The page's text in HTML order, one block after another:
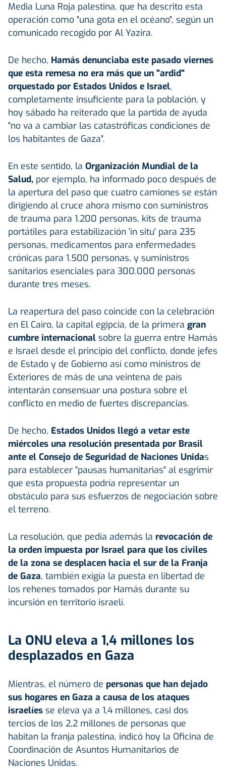
Media Luna Roja palestina, que ha descrito esta
operación como "una gota en el océano", según un
comunicado recogido por Al Yazira.
De hecho, Hamás denunciaba este pasado viernes
que esta remesa no era más que un "ardid"
orquestado por Estados Unidos e Israel,
completamente insuficiente para la población, y
hoy sábado ha reiterado que la partida de ayuda
"no va a cambiar las catastróficas condiciones de
los habitantes de Gaza".
En este sentido, la Organización Mundial de la
Salud, por ejemplo, ha informado poco después de
la apertura del paso que cuatro camiones se están
dirigiendo al cruce ahora mismo con suministros
de trauma para 1.200 personas, kits de trauma
portátiles para estabilización 'in situ' para 235
personas, medicamentos para enfermedades
crónicas para 1.500 personas, y suministros
sanitarios esenciales para 300.000 personas
durante tres meses.
La reapertura del paso coincide con la celebración
en El Cairo, la capital egipcia, de la primera gran
cumbre internacional sobre la guerra entre Hamás
e Israel desde el principio del conflicto, donde jefes
de Estado y de Gobierno así como ministros de
Exteriores de más de una veintena de país
intentarán consensuar una postura sobre el
conflicto en medio de fuertes discrepancias.
De hecho, Estados Unidos llegó a vetar este
miércoles una resolución presentada por Brasil
ante el Consejo de Seguridad de Naciones Unidas
para establecer "pausas humanitarias" al esgrimir
que esta propuesta podría representar un
obstáculo para sus esfuerzos de negociación sobre
el terreno.
La resolución, que pedía además la revocación de
la orden impuesta por Israel para que los civiles
de la zona se desplacen hacia el sur de la Franja
de Gaza, también exigía la puesta en libertad de
los rehenes tomados por Hamás durante su
incursión en territorio israelí.
La ONU eleva a 1,4 millones los
desplazados en Gaza
Mientras, el número de personas que han dejado
sus hogares en Gaza a causa de los ataques
israelíes se eleva ya a 1,4 millones, casi dos
tercios de los 2,2 millones de personas que
habitan la franja palestina, indicó hoy la Oficina de
Coordinación de Asuntos Humanitarios de
Naciones Unidas.